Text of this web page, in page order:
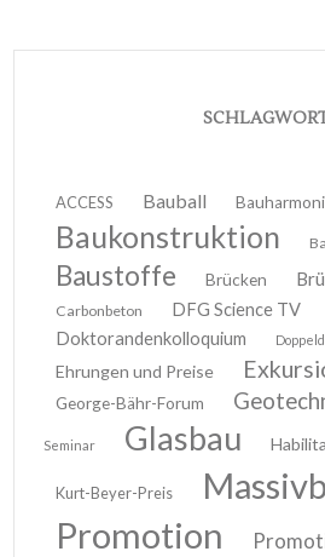
ACCESS Bauball
Baukonstruktion
Baustoffe Brücken
Carbonbeton
DFG Science TV
Doktorandenkolloquium
Ehrungen und Preise
George-Bähr-Forum
Seminar Glasbau
Kurt-Beyer-Preis
Promotion